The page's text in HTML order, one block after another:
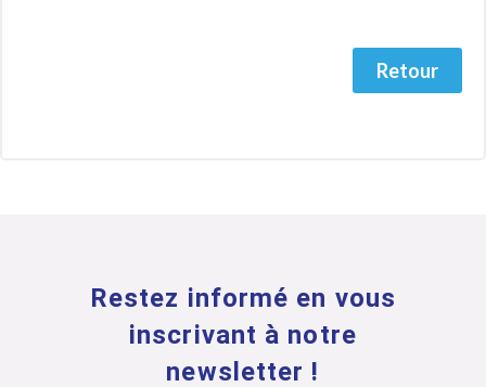
Retour
Restez informé en vous
inscrivant à notre
newsletter !